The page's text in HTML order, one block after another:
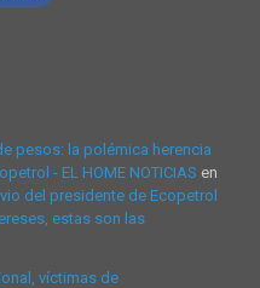
pesos: la polémica herencia
- EL HOME NOTICIAS en
del presidente de Ecopetrol
estas son las
víctimas de